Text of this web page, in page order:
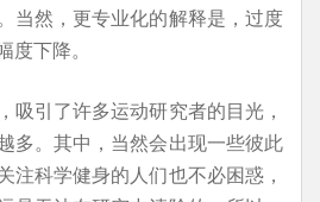
当然，更专业化的解释是，过度
下降。
吸引了许多运动研究者的目光，
多。其中，当然会出现一些彼此
注科学健身的人们也不必困惑，